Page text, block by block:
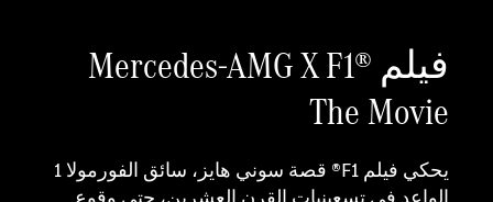
فيلم Mercedes-AMG X F1®
The Movie
يحكي فيلم F1® قصة سوني هايز، سائق الفورمولا 1